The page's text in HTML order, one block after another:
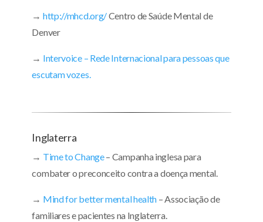
→ http://mhcd.org/Centro de Saúde Mental de
Denver
→ Intervoice – Rede Internacional para pessoas que
escutam vozes.
Inglaterra
→ Time to Change– Campanha inglesa para
combater o preconceito contra a doença mental.
→ Mind for better mental health – Associação de
familiares e pacientes na Inglaterra.